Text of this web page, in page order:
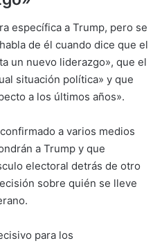
específica a Trump, pero se
de él cuando dice que el
un nuevo liderazgo», que el
situación política» y que
a los últimos años».
a varios medios
a Trump y que
electoral detrás de otro
sobre quién se lleve
para los